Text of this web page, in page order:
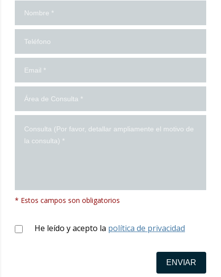
* Estos campos son obligatorios
He leído y acepto la política de privacidad
ENVIAR